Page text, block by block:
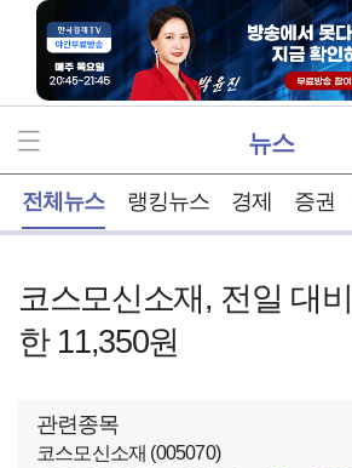
뉴스
전체뉴스 랭킹뉴스 경제 증권
코스모신소재, 전일 대
한 11,350원
관련종목
코스모신소재 (005070)